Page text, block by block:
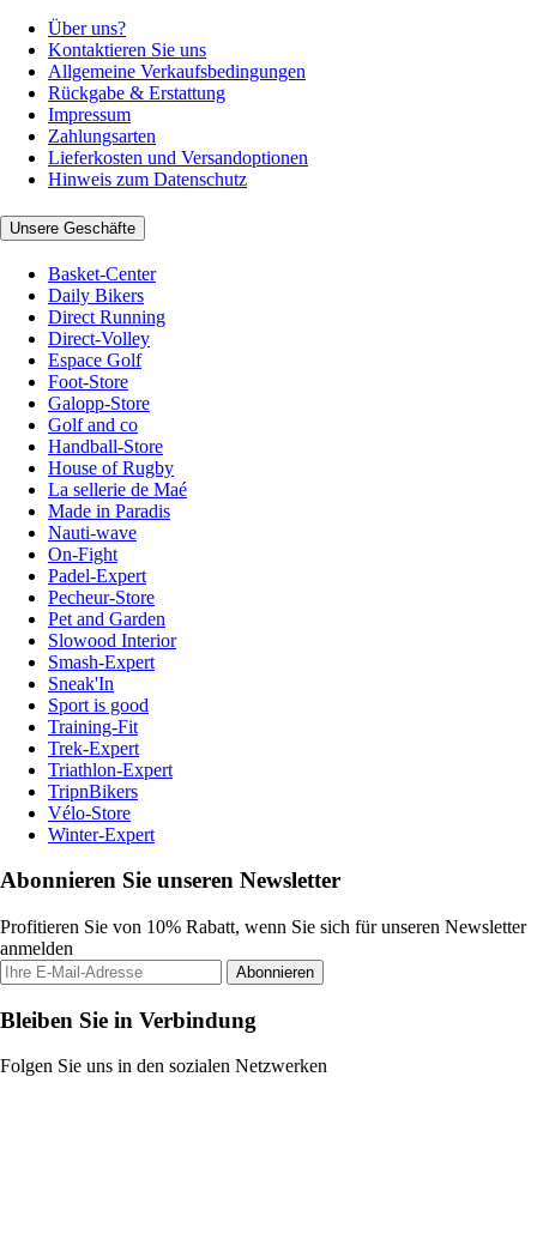
Über uns?
Kontaktieren Sie uns
Allgemeine Verkaufsbedingungen
Rückgabe & Erstattung
Impressum
Zahlungsarten
Lieferkosten und Versandoptionen
Hinweis zum Datenschutz
Unsere Geschäfte
Basket-Center
Daily Bikers
Direct Running
Direct-Volley
Espace Golf
Foot-Store
Galopp-Store
Golf and co
Handball-Store
House of Rugby
La sellerie de Maé
Made in Paradis
Nauti-wave
On-Fight
Padel-Expert
Pecheur-Store
Pet and Garden
Slowood Interior
Smash-Expert
Sneak'In
Sport is good
Training-Fit
Trek-Expert
Triathlon-Expert
TripnBikers
Vélo-Store
Winter-Expert
Abonnieren Sie unseren Newsletter
Profitieren Sie von 10% Rabatt, wenn Sie sich für unseren Newsletter
anmelden
Abonnieren
Bleiben Sie in Verbindung
Folgen Sie uns in den sozialen Netzwerken